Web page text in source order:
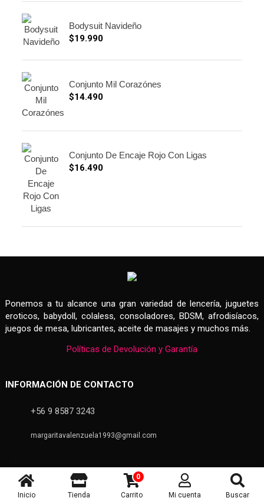
Bodysuit Navideño
$19.990
Conjunto Mil Corazónes
$14.490
Conjunto De Encaje Rojo Con Ligas
$16.490
Ponemos a tu alcance una gran variedad de lencería, juguetes
eroticos, babydoll, colaless, consoladores, BDSM, afrodisíacos,
juegos de mesa, lubricantes, aceite de masajes y muchos más.
Políticas de Devolución y Garantía
INFORMACIÓN DE CONTACTO
+56 9 8587 3243
margaritavalenzuela1993@gmail.com
Copyright 2020 - Margarita Sex Shop
Inicio Tienda
0
Carrito Mi cuenta Buscar